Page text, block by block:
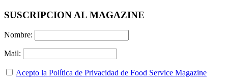
SUSCRIPCION AL MAGAZINE
Nombre:
Mail:
Acepto la Política de Privacidad de Food Service Magazine